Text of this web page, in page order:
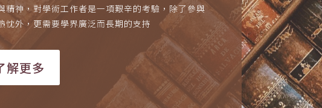
精神，對學術工作者是一項艱辛的考驗，除了參與
忱外，更需要學界廣泛而長期的支持
解更多